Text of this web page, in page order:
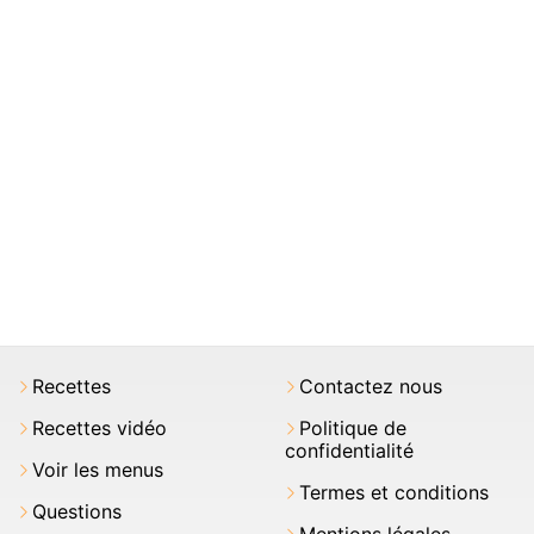
Recettes
Recettes vidéo
Voir les menus
Questions
Contactez nous
Politique de
confidentialité
Termes et conditions